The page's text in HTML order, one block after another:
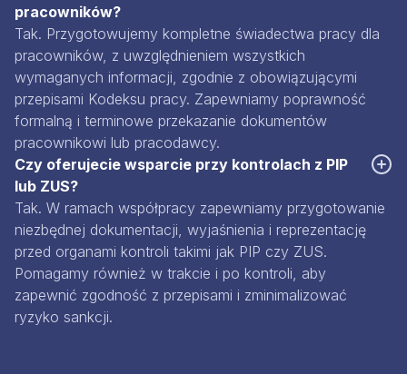
pracowników?
Tak. Przygotowujemy kompletne świadectwa pracy dla
pracowników, z uwzględnieniem wszystkich
wymaganych informacji, zgodnie z obowiązującymi
przepisami Kodeksu pracy. Zapewniamy poprawność
formalną i terminowe przekazanie dokumentów
pracownikowi lub pracodawcy.
Czy oferujecie wsparcie przy kontrolach z PIP
lub ZUS?
Tak. W ramach współpracy zapewniamy przygotowanie
niezbędnej dokumentacji, wyjaśnienia i reprezentację
przed organami kontroli takimi jak PIP czy ZUS.
Pomagamy również w trakcie i po kontroli, aby
zapewnić zgodność z przepisami i zminimalizować
ryzyko sankcji.